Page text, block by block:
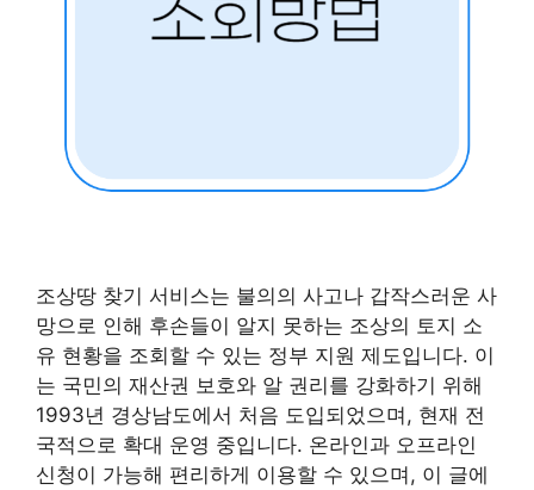
조상땅 찾기 서비스는 불의의 사고나 갑작스러운 사
망으로 인해 후손들이 알지 못하는 조상의 토지 소
유 현황을 조회할 수 있는 정부 지원 제도입니다. 이
는 국민의 재산권 보호와 알 권리를 강화하기 위해
1993년 경상남도에서 처음 도입되었으며, 현재 전
국적으로 확대 운영 중입니다. 온라인과 오프라인
신청이 가능해 편리하게 이용할 수 있으며, 이 글에